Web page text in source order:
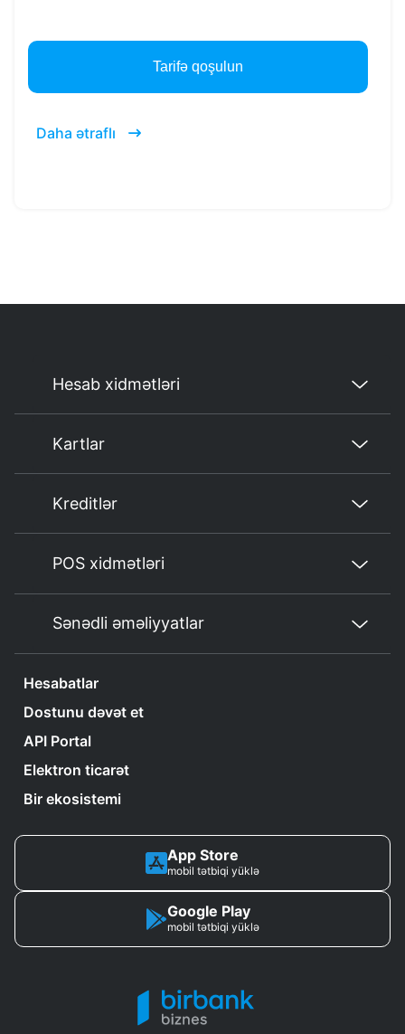
Tarifə qoşulun
Daha ətraflı
Hesab xidmətləri
Kartlar
Kreditlər
POS xidmətləri
Sənədli əməliyyatlar
Hesabatlar
Dostunu dəvət et
API Portal
Elektron ticarət
Bir ekosistemi
App Store
mobil tətbiqi yüklə
Google Play
mobil tətbiqi yüklə